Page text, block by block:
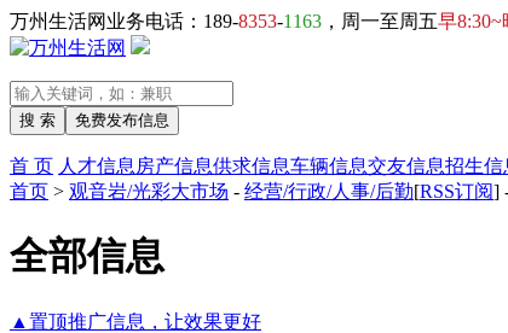
万州生活网业务电话：189-8353-1163 ，周一至周五早8:30~
首 页 人才信息 房产信息供求信息车辆信息交友信息招生信
首页 > 观音岩/光彩大市场 - 经营/行政/人事/后勤[RSS订阅]
全部信息
▲置顶推广信息，让效果更好